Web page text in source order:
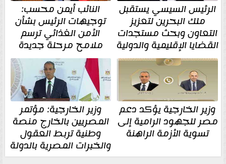
الرئيس السيسي يستقبل
ملك البحرين لتعزيز
التعاون وبحث مستجدات
القضايا الإقليمية والدولية
النائب أيمن محسب:
توجيهات الرئيس بشأن
الأمن الغذائي ترسم
ملامح مرحلة جديدة
وزير الخارجية يؤكد دعم
مصر للجهود الرامية إلى
تسوية الأزمة الراهنة
وزير الخارجية: مؤتمر
المصريين بالخارج منصة
وطنية تربط العقول
والخبرات المصرية بالدولة